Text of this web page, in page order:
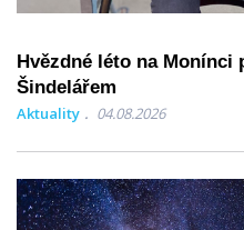
Hvězdné léto na Monínci
Šindelářem
Aktuality 04.08.2026